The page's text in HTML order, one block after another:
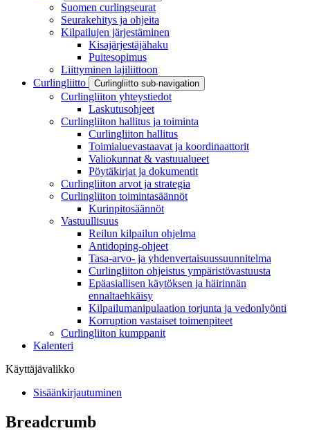
Suomen curlingseurat
Seurakehitys ja ohjeita
Kilpailujen järjestäminen
Kisajärjestäjähaku
Puitesopimus
Liittyminen lajiliittoon
Curlingliitto
Curlingliitto sub-navigation
Curlingliiton yhteystiedot
Laskutusohjeet
Curlingliiton hallitus ja toiminta
Curlingliiton hallitus
Toimialuevastaavat ja koordinaattorit
Valiokunnat & vastuualueet
Pöytäkirjat ja dokumentit
Curlingliiton arvot ja strategia
Curlingliiton toimintasäännöt
Kurinpitosäännöt
Vastuullisuus
Reilun kilpailun ohjelma
Antidoping-ohjeet
Tasa-arvo- ja yhdenvertaisuussuunnitelma
Curlingliiton ohjeistus ympäristövastuusta
Epäasiallisen käytöksen ja häirinnän
ennaltaehkäisy
Kilpailumanipulaation torjunta ja vedonlyönti
Korruption vastaiset toimenpiteet
Curlingliiton kumppanit
Kalenteri
Käyttäjävalikko
Sisäänkirjautuminen
Breadcrumb